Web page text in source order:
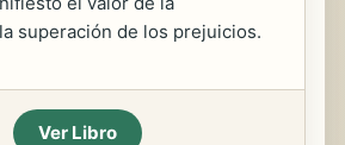
superación de los prejuicios.
Ver Libro